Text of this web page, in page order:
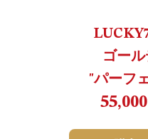
ゴー
"パーフ
55,000